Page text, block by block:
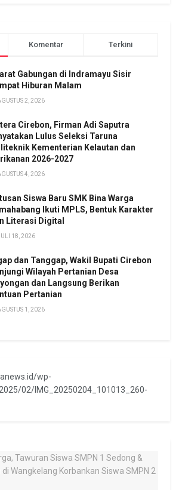
Komentar Terkini
Gabungan di Indramayu Sisir
Hiburan Malam
2, 2026
Cirebon, Firman Adi Saputra
Lulus Seleksi Taruna
Kementerian Kelautan dan
2026-2027
4, 2026
Siswa Baru SMK Bina Warga
Ikuti MPLS, Bentuk Karakter
Literasi Digital
18, 2026
dan Tanggap, Wakil Bupati Cirebon
Wilayah Pertanian Desa
dan Langsung Berikan
Pertanian
1, 2026
wp-
02/IMG_20250204_101013_260-